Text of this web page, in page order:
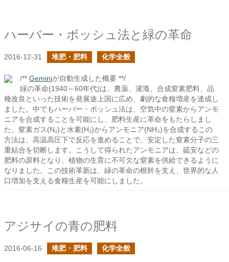
ハーバー・ボッシュ法と緑の革命
2016-12-31 堆肥・肥料 化学全般
/** Geminiが自動生成した概要 **/
緑の革命(1940～60年代)は、農薬、灌漑、合成窒素肥料、品
種改良といった技術を発展途上国に広め、劇的な食糧増産を達成し
ました。中でもハーバー・ボッシュ法は、空気中の窒素からアンモ
ニアを合成することを可能にし、肥料生産に革命をもたらしまし
た。窒素ガス(N₂)と水素(H₂)からアンモニア(NH₃)を合成するこの
方法は、高温高圧下で反応を進めることで、安定した窒素分子の三
重結合を切断します。こうして得られたアンモニアは、硫安などの
肥料の原料となり、植物の生育に不可欠な窒素を供給できるように
なりました。この技術革新は、緑の革命の根幹を支え、世界的な人
口増加を支える食糧生産を可能にしました。
アジサイの青の肥料
2016-06-16 堆肥・肥料 化学全般